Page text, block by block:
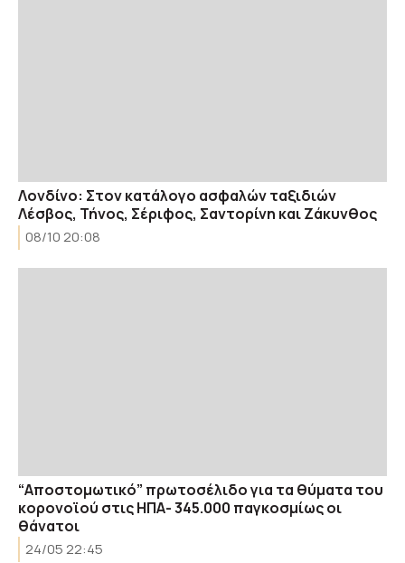
Λονδίνο: Στον κατάλογο ασφαλών ταξιδιών
Λέσβος, Τήνος, Σέριφος, Σαντορίνη και Ζάκυνθος
08/10 20:08
“Αποστομωτικό” πρωτοσέλιδο για τα θύματα του
κορονοϊού στις ΗΠΑ- 345.000 παγκοσμίως οι
θάνατοι
24/05 22:45